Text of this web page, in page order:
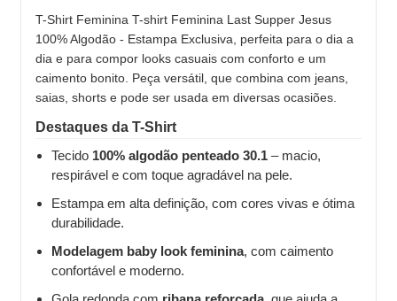
T-Shirt Feminina T-shirt Feminina Last Supper Jesus
100% Algodão - Estampa Exclusiva, perfeita para o dia a
dia e para compor looks casuais com conforto e um
caimento bonito. Peça versátil, que combina com jeans,
saias, shorts e pode ser usada em diversas ocasiões.
Destaques da T-Shirt
Tecido 100% algodão penteado 30.1 – macio,
respirável e com toque agradável na pele.
Estampa em alta definição, com cores vivas e ótima
durabilidade.
Modelagem baby look feminina, com caimento
confortável e moderno.